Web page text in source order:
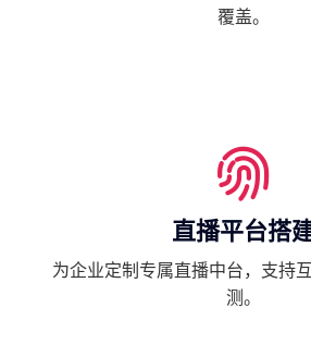
覆盖。
直播平台搭
为企业定制专属直播中台，支持
测。